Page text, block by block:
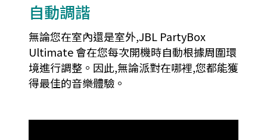
自動調諧
無論您在室內還是室外,JBL PartyBox
Ultimate 會在您每次開機時自動根據周圍環
境進行調整。因此,無論派對在哪裡,您都能獲
得最佳的音樂體驗。